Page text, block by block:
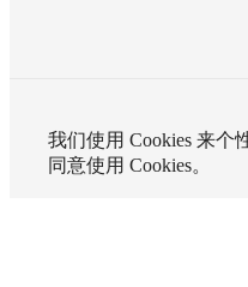
我们使用 Cookies 来
同意使用 Cookies。